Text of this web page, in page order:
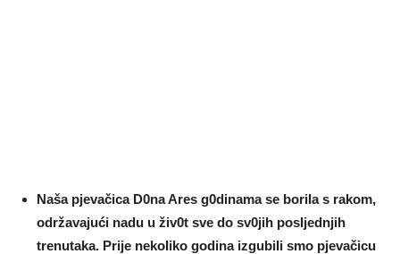
Naša pjevačica D0na Ares g0dinama se boriIa s rakom,
održavajući nadu u živ0t sve do sv0jih posIjednjih
trenutaka. Prije nekoIiko godina izgubiIi smo pjevačicu